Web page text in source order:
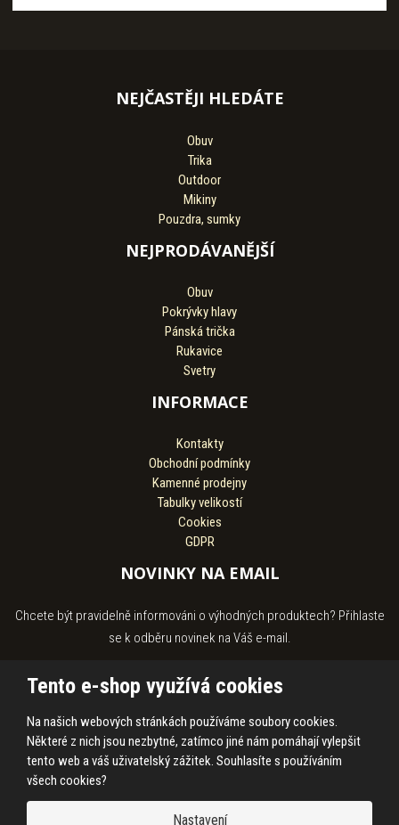
Tento e-shop využívá cookies
Na našich webových stránkách používáme soubory cookies.
Některé z nich jsou nezbytné, zatímco jiné nám pomáhají vylepšit
tento web a váš uživatelský zážitek. Souhlasíte s používáním
všech cookies?
Nastavení
NEJČASTĚJI HLEDÁTE
Obuv
Trika
Outdoor
Mikiny
Pouzdra, sumky
NEJPRODÁVANĚJŠÍ
Obuv
Pokrývky hlavy
Pánská trička
Rukavice
Svetry
INFORMACE
Kontakty
Obchodní podmínky
Kamenné prodejny
Tabulky velikostí
Cookies
GDPR
NOVINKY NA EMAIL
Chcete být pravidelně informováni o výhodných produktech? Přihlaste
se k odběru novinek na Váš e-mail.
Souhlasím sezpracováním osobních údajů.
© 2026, HASS Hroby s.r.o.
Ochrana osobních údajů